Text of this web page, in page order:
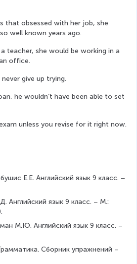
that obsessed with her job, she
well known years ago.
teacher, she would be working in a
office.
give up trying.
he wouldn’t have been able to set
unless you revise for it right now.
Е.Е. Английский язык 9 класс. –
Английский язык 9 класс. – М.:
М.Ю. Английский язык 9 класс. –
Сборник упражнений –